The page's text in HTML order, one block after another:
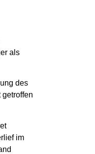
als
des
im